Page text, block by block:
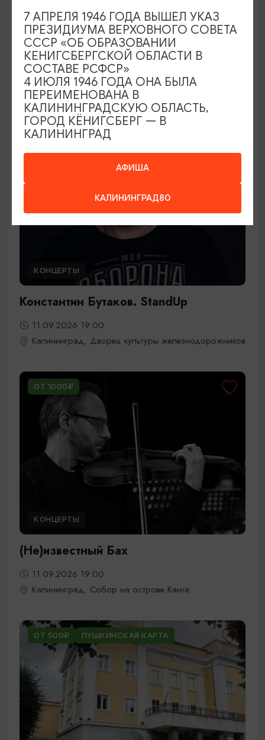
Лорд Фаунтлерой
10.09.2026 19:00
Калининград, Калининградский областной
драматический театр
ОТ 1000₽
КОНЦЕРТЫ
Константин Бутаков. StandUp
11.09.2026 19:00
Калининград, Дворец культуры железнодорожников
ОТ 1000₽
КОНЦЕРТЫ
(Не)известный Бах
11.09.2026 19:00
Калининград, Собор на острове Канта
ОТ 500₽ ПУШКИНСКАЯ КАРТА
АФИША
КАЛИНИНГРАД80
7 АПРЕЛЯ 1946 ГОДА ВЫШЕЛ УКАЗ
ПРЕЗИДИУМА ВЕРХОВНОГО СОВЕТА
СССР «ОБ ОБРАЗОВАНИИ
КЕНИГСБЕРГСКОЙ ОБЛАСТИ В
СОСТАВЕ РСФСР»
4 ИЮЛЯ 1946 ГОДА ОНА БЫЛА
ПЕРЕИМЕНОВАНА В
КАЛИНИНГРАДСКУЮ ОБЛАСТЬ,
ГОРОД КЁНИГСБЕРГ — В
КАЛИНИНГРАД